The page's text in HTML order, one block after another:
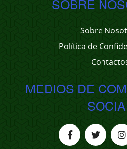
SOBRE
Sobre
Política de
MEDIOS DE